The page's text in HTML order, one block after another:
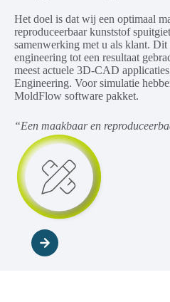
Het doel is dat wij een optimaal
reproduceerbaar kunststof
samenwerking met u als klant.
engineering tot een resultaat
meest actuele 3D-CAD
Engineering. Voor simulatie
MoldFlow software pakket.
“Een maakbaar en